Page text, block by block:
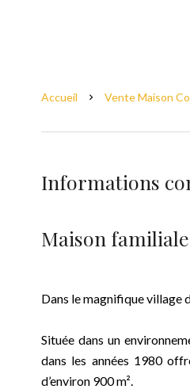
Accueil Vente Maison
Informations
Maison
Dans le magnifique village
Située dans un
dans les années 1980
d’environ 900 m².